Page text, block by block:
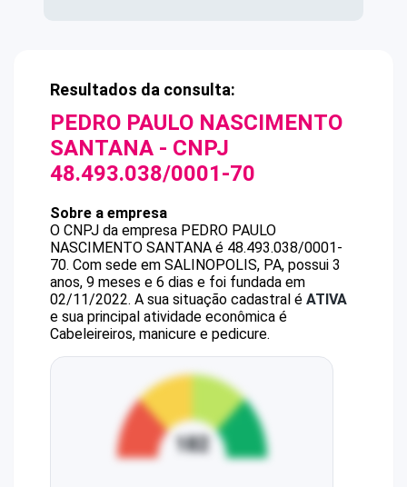
Resultados da consulta:
PEDRO PAULO NASCIMENTO
SANTANA - CNPJ
48.493.038/0001-70
Sobre a empresa
O CNPJ da empresa PEDRO PAULO
NASCIMENTO SANTANA é 48.493.038/0001-
70. Com sede em SALINOPOLIS, PA, possui 3
anos, 9 meses e 6 dias e foi fundada em
02/11/2022. A sua situação cadastral é ATIVA
e sua principal atividade econômica é
Cabeleireiros, manicure e pedicure.